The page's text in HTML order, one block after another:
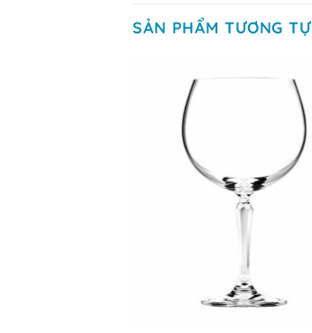
SẢN PHẨM TƯƠNG TỰ